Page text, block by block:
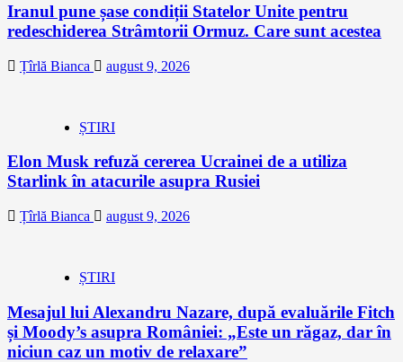
Iranul pune șase condiții Statelor Unite pentru
redeschiderea Strâmtorii Ormuz. Care sunt acestea
Țîrlă Bianca august 9, 2026
ȘTIRI
Elon Musk refuză cererea Ucrainei de a utiliza
Starlink în atacurile asupra Rusiei
Țîrlă Bianca august 9, 2026
ȘTIRI
Mesajul lui Alexandru Nazare, după evaluările Fitch
și Moody’s asupra României: „Este un răgaz, dar în
niciun caz un motiv de relaxare”